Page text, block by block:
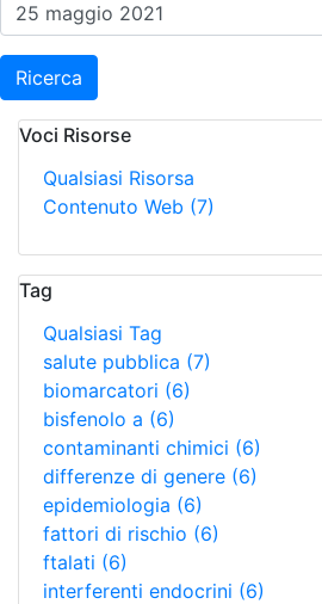
Ricerca
Voci Risorse
Qualsiasi Risorsa
Contenuto Web (7)
Tag
Qualsiasi Tag
salute pubblica (7)
biomarcatori (6)
bisfenolo a (6)
contaminanti chimici (6)
differenze di genere (6)
epidemiologia (6)
fattori di rischio (6)
ftalati (6)
interferenti endocrini (6)